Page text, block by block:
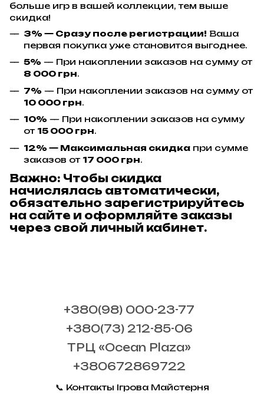
больше игр в вашей коллекции, тем выше
скидка!
3% — Сразу после регистрации! Ваша
первая покупка уже становится выгоднее.
5% — При накоплении заказов на сумму от
8 000 грн.
7% — При накоплении заказов на сумму от
10 000 грн.
10% — При накоплении заказов на сумму
от 15 000 грн.
12% — Максимальная скидка при сумме
заказов от 17 000 грн.
Важно: Чтобы скидка
начислялась автоматически,
обязательно зарегистрируйтесь
на сайте и оформляйте заказы
через свой личный кабинет.
+380(98) 000-23-77
+380(73) 212-85-06
ТРЦ «Ocean Plaza»
+380672869722
📞 Контакты Ігрова Майстерня